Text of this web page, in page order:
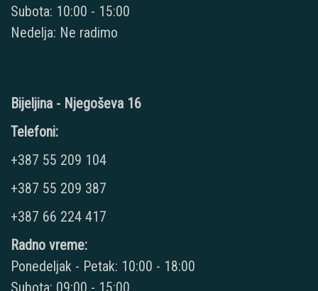
Subota: 10:00 - 15:00
Nedelja: Ne radimo
Bijeljina - Njegoševa 16
Telefoni:
+387 55 209 104
+387 55 209 387
+387 66 224 417
Radno vreme:
Ponedeljak - Petak: 10:00 - 18:00